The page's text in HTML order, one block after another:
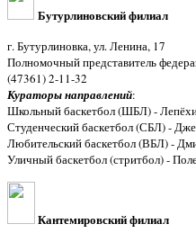
Бутурлиновский филиал
г. Бутурлиновка, ул. Ленина, 17
Полномочный представитель
(47361) 2-11-32
Кураторы направлений:
Школьный баскетбол (ШБЛ) -
Студенческий баскетбол (СБЛ) -
Любительский баскетбол (ВБЛ) -
Уличный баскетбол (стритбол) -
Кантемировский филиал